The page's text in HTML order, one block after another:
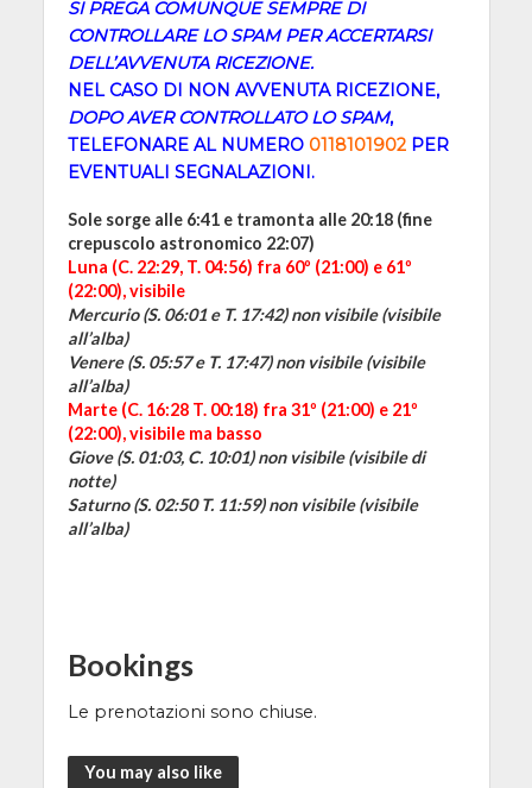
SI PREGA COMUNQUE SEMPRE DI
CONTROLLARE LO SPAM PER ACCERTARSI
DELL’AVVENUTA RICEZIONE.
NEL CASO DI NON AVVENUTA RICEZIONE,
DOPO AVER CONTROLLATO LO SPAM,
TELEFONARE AL NUMERO 0118101902PER
EVENTUALI SEGNALAZIONI.
Sole sorge alle 6:41 e tramonta alle 20:18 (fine
crepuscolo astronomico 22:07)
Luna (C. 22:29, T. 04:56) fra 60º (21:00) e 61º
(22:00), visibile
Mercurio (S. 06:01 e T. 17:42) non visibile(visibile
all’alba)
Venere (S. 05:57 e T. 17:47) non visibile (visibile
all’alba)
Marte (C. 16:28 T. 00:18) fra 31º (21:00) e 21º
(22:00), visibile ma basso
Giove (S. 01:03, C. 10:01) non visibile (visibiledi
notte)
Saturno (S. 02:50 T. 11:59) non visibile (visibile
all’alba)
Bookings
Le prenotazioni sono chiuse.
You may also like